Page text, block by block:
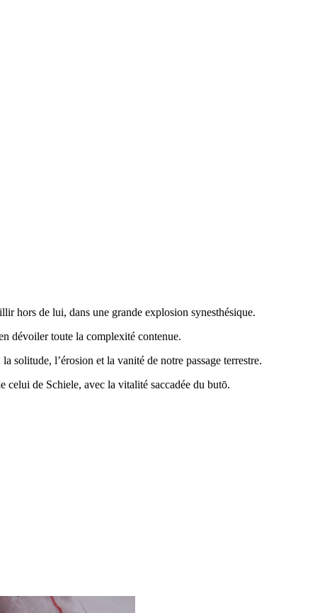
hors de lui, dans une grande explosion synesthésique.
dévoiler toute la complexité contenue.
solitude, l’érosion et la vanité de notre passage terrestre.
celui de Schiele, avec la vitalité saccadée du butō.